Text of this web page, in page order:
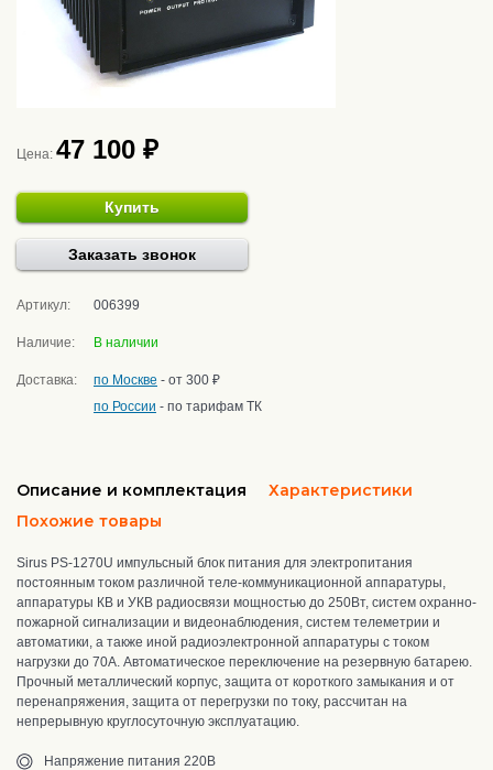
Цена: 47 100 ₽
Купить
Заказать звонок
Артикул: 006399
Наличие: В наличии
Доставка: по Москве - от 300 ₽
по России - по тарифам ТК
Описание и комплектация
Характеристики
Похожие товары
Sirus PS-1270U импульсный блок питания для электропитания
постоянным током различной теле-коммуникационной аппаратуры,
аппаратуры КВ и УКВ радиосвязи мощностью до 250Вт, систем охранно-
пожарной сигнализации и видеонаблюдения, систем телеметрии и
автоматики, а также иной радиоэлектронной аппаратуры с током
нагрузки до 70А. Автоматическое переключение на резервную батарею.
Прочный металлический корпус, защита от короткого замыкания и от
перенапряжения, защита от перегрузки по току, рассчитан на
непрерывную круглосуточную эксплуатацию.
Напряжение питания 220В